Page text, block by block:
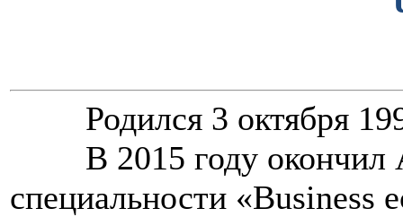
Родился 3 октября
В 2015 году
специальности «Business